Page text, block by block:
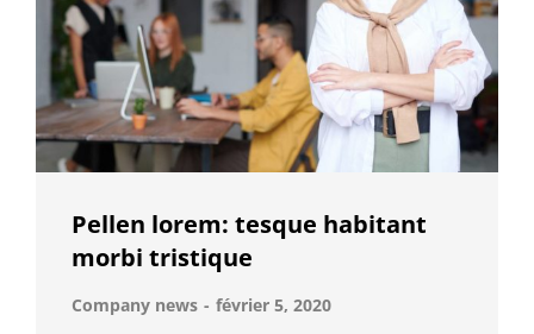
Pellen lorem: tesque habitant
morbi tristique
Company news février 5, 2020